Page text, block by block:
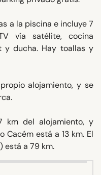
a la piscina e incluye 7
vía satélite, cocina
ducha. Hay toallas y
alojamiento, y se
km del alojamiento, y
Cacém está a 13 km. El
está a 79 km.